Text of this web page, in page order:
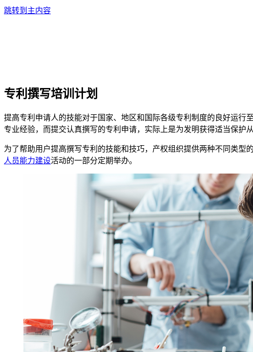
跳转到主内容
专利撰写培训计划
提高专利申请人的技能对于国家、地区和国际各级专利制度的良好运
专业经验，而提交认真撰写的专利申请，实际上是为发明获得适当保护
为了帮助用户提高撰写专利的技能和技巧，产权组织提供两种不同类
人员能力建设活动的一部分定期举办。